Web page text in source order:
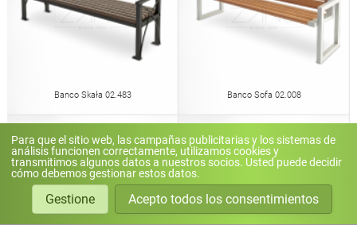
Banco Skała 02.483 Banco Sofa 02.008
Para que el sitio web, las campañas publicitarias y los sistemas de
análisis funcionen correctamente, utilizamos cookies y
transmitimos algunos datos a nuestros socios. Usted puede decidir
cómo debemos gestionar estos datos.
Gestione Acepto todos los consentimientos